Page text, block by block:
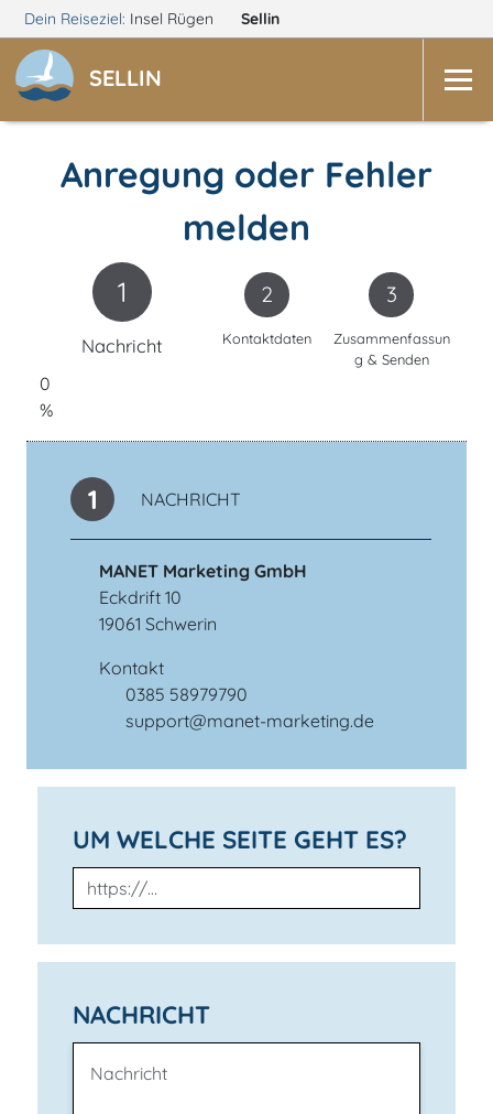
Dein Reiseziel: Insel Rügen Sellin
SELLIN
Anregung oder Fehler
melden
1
Nachricht
2
Kontaktdaten
3
Zusammenfassun
g & Senden
0
%
1 NACHRICHT
MANET Marketing GmbH
Eckdrift 10
19061 Schwerin
Kontakt
Telefonnummer
0385 58979790
E-Mail-Adresse
support@manet-marketing.de
UM WELCHE SEITE GEHT ES?
NACHRICHT